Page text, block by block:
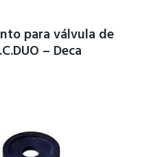
para válvula de
– Deca